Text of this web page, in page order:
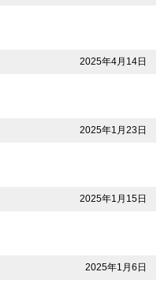
2025年4月14日
2025年1月23日
2025年1月15日
2025年1月6日